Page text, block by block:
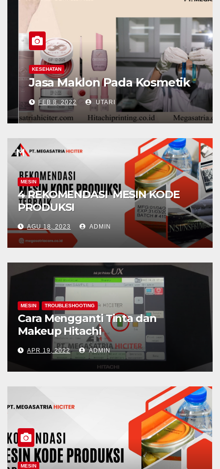
KESEHATAN
Jasa Maklon Pada Kosmetik
FEB 8, 2022 UTARI
MESIN
4 REKOMENDASI MESIN KODE
PRODUKSI
AGU 18, 2023 ADMIN
MESIN TROUBLESHOOTING
Cara Mengganti Tinta dan
Makeup Hitachi
APR 19, 2022 ADMIN
MESIN